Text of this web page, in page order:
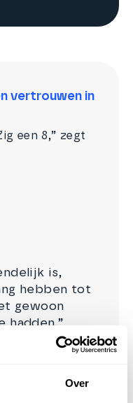
Over
vertrouwen in
een 8,” zegt
is,
hebben tot
gewoon
hadden.”